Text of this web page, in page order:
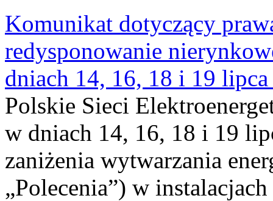
Komunikat dotyczący
redysponowanie
dniach 14, 16, 18 i 19
Polskie Sieci
w dniach 14, 16, 18 i 19
zaniżenia wytwarzania
„Polecenia”) w